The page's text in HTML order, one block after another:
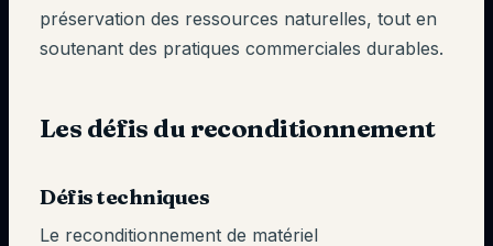
préservation des ressources naturelles, tout en
soutenant des pratiques commerciales durables.
Les défis du reconditionnement
Défis techniques
Le reconditionnement de matériel